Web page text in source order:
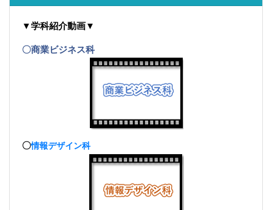
▼学科紹介動画▼
〇商業ビジネス科
〇情報デザイン科